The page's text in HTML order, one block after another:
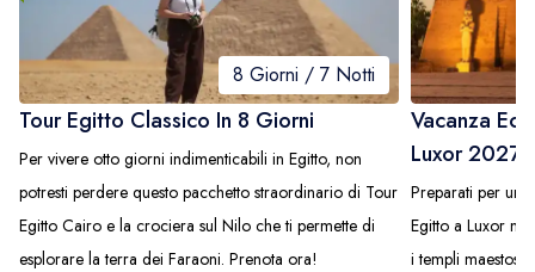
8 Giorni / 7 Notti
Tour Egitto Classico In 8 Giorni
Per vivere otto giorni indimenticabili in Egitto, non
potresti perdere questo pacchetto straordinario di Tour
Egitto Cairo e la crociera sul Nilo che ti permette di
esplorare la terra dei Faraoni. Prenota ora!
Vacanza
Luxor 2027
Preparati per un
Egitto a Luxor
i templi maestosi